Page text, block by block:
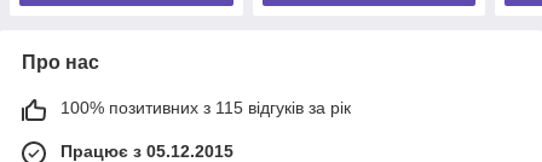
Про нас
100% позитивних з 115 відгуків за рік
Працює з 05.12.2015